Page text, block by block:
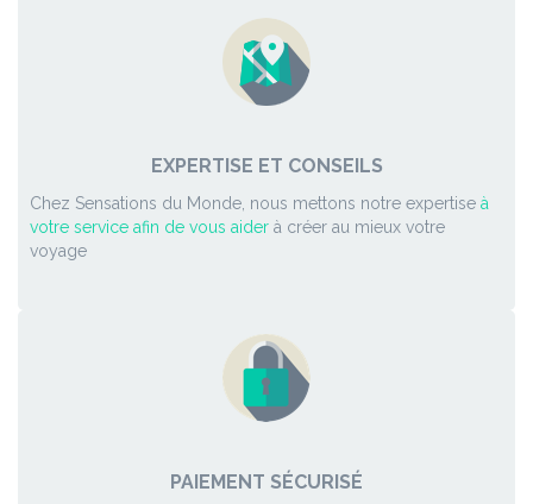
EXPERTISE ET CONSEILS
Chez Sensations du Monde, nous mettons notre expertise à
votre service afin de vous aider à créer au mieux votre
voyage
PAIEMENT SÉCURISÉ